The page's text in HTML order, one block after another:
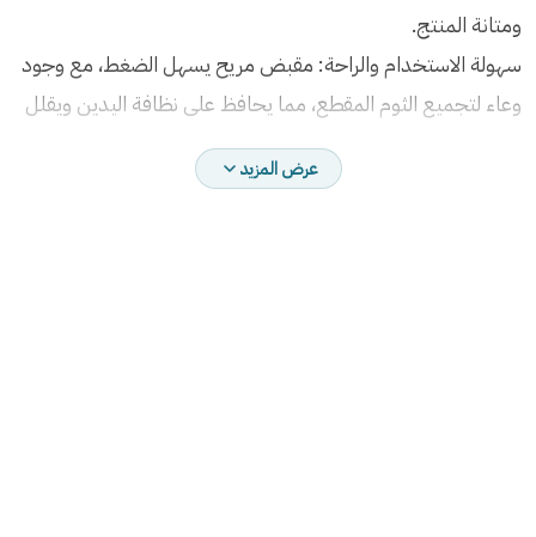
ومتانة المنتج.
سهولة الاستخدام والراحة: مقبض مريح يسهل الضغط، مع وجود
وعاء لتجميع الثوم المقطع، مما يحافظ على نظافة اليدين ويقلل
سهولة التنظيف: يمكن تنظيفها مباشرة تحت الماء الجاري،
عرض المزيد